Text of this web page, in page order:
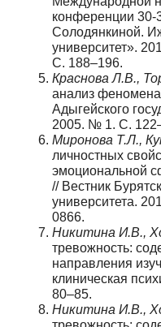
конференции 30-
Солодянкиной.
университет».
С. 188–196.
Краснова Л.В.,
анализ феномена
Адыгейского
2005. № 1. C.
Миронова Т.Л.,
личностных
эмоциональной
// Вестник
университета.
0866.
Никитина И.В.,
тревожность:
направления
клиническая
80–85.
Никитина И.В.,